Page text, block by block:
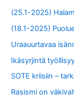
(25.1-2025)
(18.1-2025)
Uraauurtavaa
Ikäsyrjintä
SOTE kriisiin –
Rasismi on